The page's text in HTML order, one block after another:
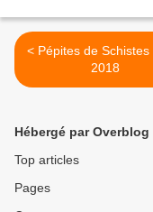
< Pépites de Schistes Blanc
2018
Hébergé par Overblog
Top articles
Pages